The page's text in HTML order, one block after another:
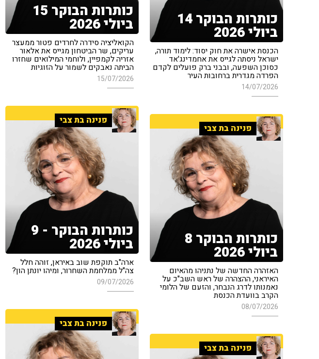
כותרות הבוקר 15
ביולי 2026
הקואליציה סידרה לחרדים פטור ממעצר
עריקים, שר הביטחון מגייס את אלאור
אזריה לקמפיין, ולוחמי המילואים שחזרו
הביתה נאבקים לשמור על הזוגיות
15/07/2026
כותרות הבוקר 14
ביולי 2026
הכנסת אישרה את חוק יסוד: לימוד תורה,
ישראל ניסתה לגייס את אחמדינג'אד
כסוכן השפעה, ובבני ברק פועלים לקדם
הפרדה מגדרית ברחובות העיר
14/07/2026
פנינה בת צבי
כותרות הבוקר - 9
ביולי 2026
ארה"ב תוקפת שוב באיראן, זוהה חלל
צה"ל ממלחמת השחרור, ומיהו יונתן הון?
09/07/2026
פנינה בת צבי
כותרות הבוקר 8
ביולי 2026
האזהרה החדשה של נתניהו מהאיום
האיראני, ההצהרה של ראש השב"כ על
נאמנותו לדרג הנבחר, והזעם של הלומי
הקרב בוועדת הכנסת
08/07/2026
פנינה בת צבי
פנינה בת צבי